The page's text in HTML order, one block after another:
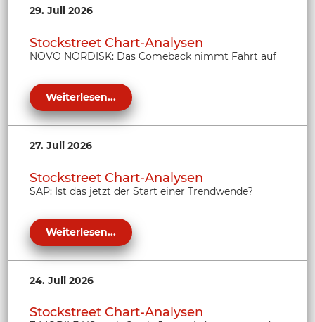
29. Juli 2026
Stockstreet Chart-Analysen
NOVO NORDISK: Das Comeback nimmt Fahrt auf
Weiterlesen...
27. Juli 2026
Stockstreet Chart-Analysen
SAP: Ist das jetzt der Start einer Trendwende?
Weiterlesen...
24. Juli 2026
Stockstreet Chart-Analysen